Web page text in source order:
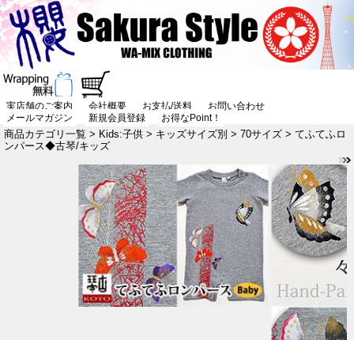
実店舗のご案内 会社概要 お支払/送料
お問い合わせ
メールマガジン
新規会員登録 お得なPoint！
商品カテゴリ一覧 > Kids:子供 > キッズサイズ別 > 70サイズ > てふてふロ
ンパース◆古琴/キッズ